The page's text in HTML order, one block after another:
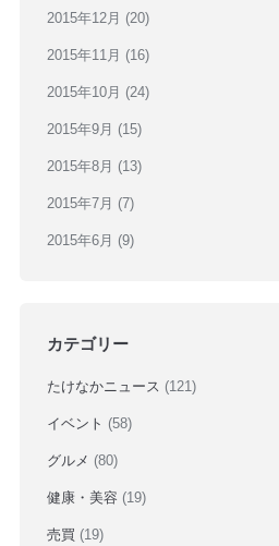
2015年12月 (20)
2015年11月 (16)
2015年10月 (24)
2015年9月 (15)
2015年8月 (13)
2015年7月 (7)
2015年6月 (9)
カテゴリー
たけなかニュース (121)
イベント (58)
グルメ (80)
健康・美容 (19)
売買 (19)